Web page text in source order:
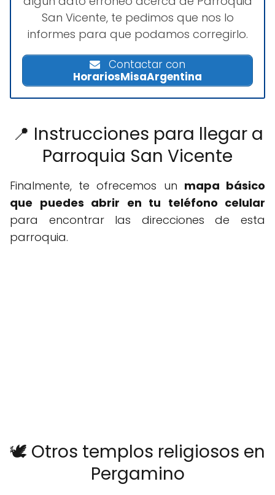
San Vicente, te pedimos que nos lo
informes para que podamos corregirlo.
Contactar con
HorariosMisaArgentina
📍 Instrucciones para llegar a
Parroquia San Vicente
Finalmente, te ofrecemos un mapa básico
que puedes abrir en tu teléfono celular
para encontrar las direcciones de esta
parroquia.
🕊️ Otros templos religiosos en
Pergamino